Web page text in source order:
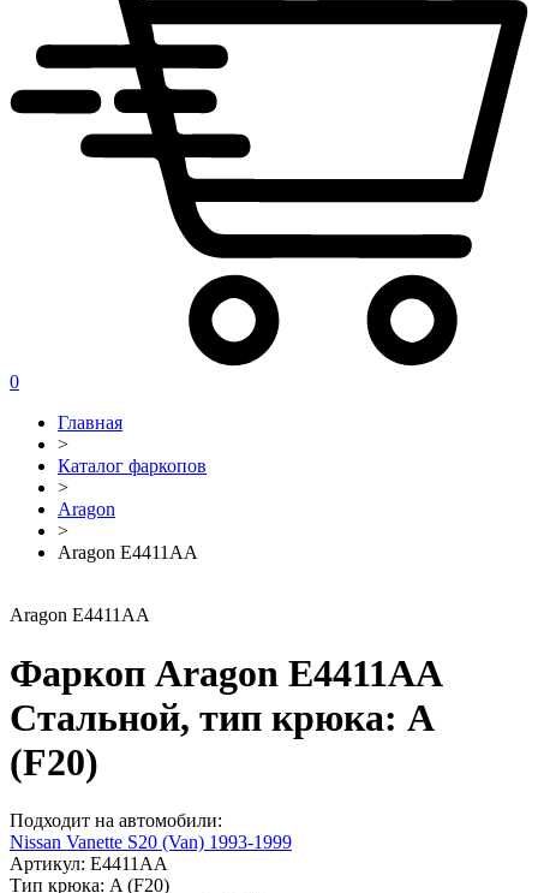
0
Главная
>
Каталог фаркопов
>
Aragon
>
Aragon E4411AA
Aragon E4411AA
Фаркоп Aragon E4411AA
Стальной, тип крюка: A
(F20)
Подходит на автомобили:
Nissan Vanette S20 (Van) 1993-1999
Артикул: E4411AA
Тип крюка: A (F20)